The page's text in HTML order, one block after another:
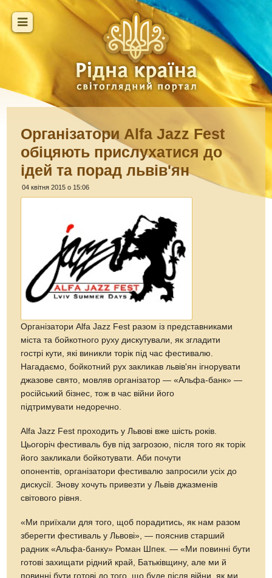
Організатори Alfa Jazz Fest
обіцяють прислухатися до
ідей та порад львів'ян
04 квітня 2015 о 15:06
Організатори Alfa Jazz Fest разом із представниками
міста та бойкотного руху дискутували, як згладити
гострі кути, які виникли торік під час фестивалю.
Нагадаємо, бойкотний рух закликав львів'ян ігнорувати
джазове свято, мовляв організатор — «Альфа-банк» —
російський бізнес, тож в час війни його
підтримувати недоречно.
Alfa Jazz Fest проходить у Львові вже шість років.
Цьогоріч фестиваль був під загрозою, після того як торік
його закликали бойкотувати. Аби почути
опонентів, організатори фестивалю запросили усіх до
дискусії. Знову хочуть привезти у Львів джазменів
світового рівня.
«Ми приїхали для того, щоб порадитись, як нам разом
зберегти фестиваль у Львові», — пояснив старший
радник «Альфа-банку» Роман Шпек. — «Ми повинні бути
готові захищати рідний край, Батьківщину, але ми й
повинні бути готові до того, що буде після війни, як ми